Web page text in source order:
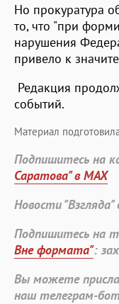
Но прокуратура
то, что "при
нарушения
привело к
Редакция
событий.
Материал
Подпишитесь на
Саратова" в MAX
Новости
Подпишитесь на
Вне формата":
Вы можете
наш телеграм-